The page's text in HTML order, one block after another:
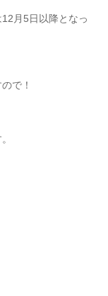
月5日以降となっ
で！